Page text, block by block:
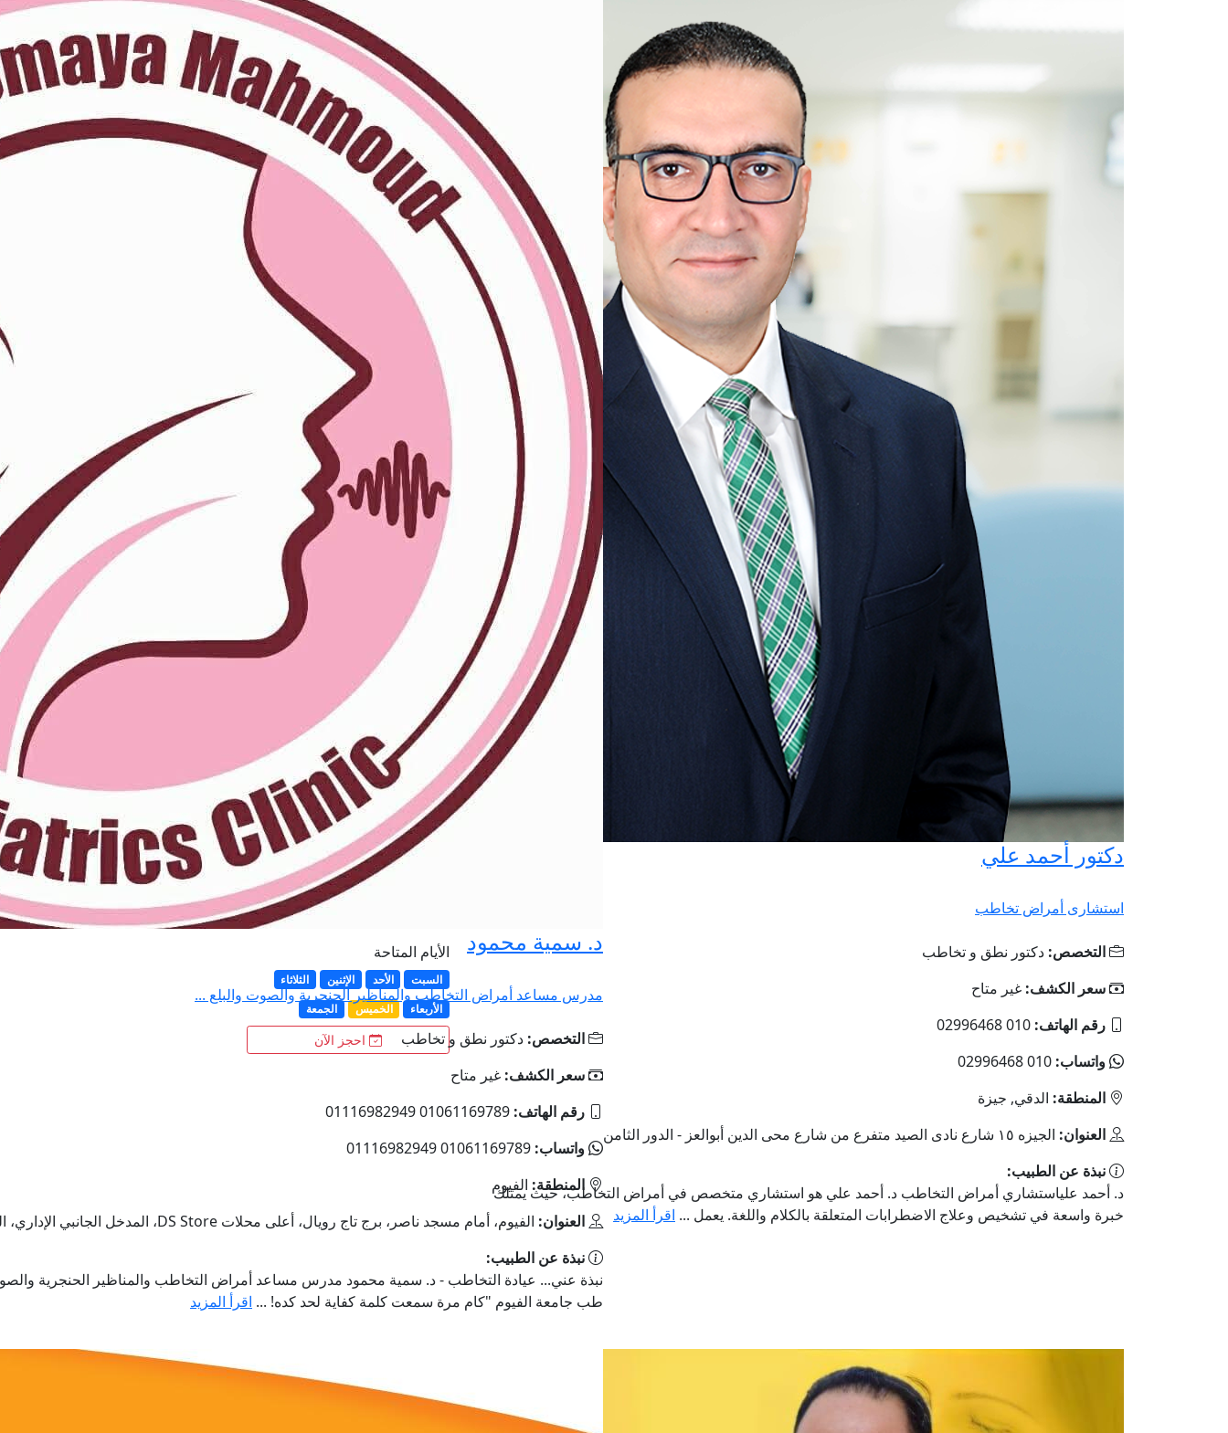
دكتور أحمد علي
استشارى أمراض تخاطب
التخصص: دكتور نطق و تخاطب
سعر الكشف: غير متاح
رقم الهاتف: 010 02996468
واتساب: 010 02996468
المنطقة: الدقي, جيزة
العنوان: الجيزه ١٥ شارع نادى الصيد متفرع من شارع محى الدين أبوالعز - الدور الثامن
نبذة عن الطبيب:
د. أحمد علياستشاري أمراض التخاطب د. أحمد علي هو استشاري متخصص في أمراض التخاطب، حيث يمتلك
خبرة واسعة في تشخيص وعلاج الاضطرابات المتعلقة بالكلام واللغة. يعمل ... اقرأ المزيد
الأيام المتاحة
السبت الأحد الإثنين
الثلاثاء
الأربعاء
الخميس الجمعة
احجز الآن
د. سمية محمود
مدرس مساعد أمراض التخاطب والمناظير الحنجرية والصوت والبلع ...
التخصص: دكتور نطق و تخاطب
سعر الكشف: غير متاح
رقم الهاتف: 01061169789 01116982949
واتساب: 01061169789 01116982949
المنطقة: الفيوم
العنوان: الفيوم، أمام مسجد ناصر، برج تاج رويال، أعلى محلات DS Store، المدخل الجانبي الإداري، الدور الثالث علوي
نبذة عن الطبيب:
نبذة عني... عيادة التخاطب - د. سمية محمود مدرس مساعد أمراض التخاطب والمناظير الحنجرية
طب جامعة الفيوم "كام مرة سمعت كلمة كفاية لحد كده! ... اقرأ المزيد